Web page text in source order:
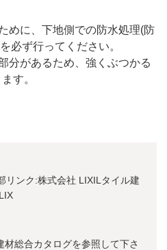
めに、下地側での防水処理(防
必ず行ってください。
分があるため、強くぶつかる
す。
リンク:株式会社 LIXILタイル建
総合カタログを参照して下さ